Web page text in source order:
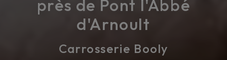
près de Pont l'Abbé
d'Arnoult
Carrosserie Booly